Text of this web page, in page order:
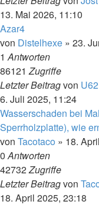
13. Mai 2026, 11:10
Azar4
von Distelhexe » 23.
1Antworten
86121Zugriffe
Letzter Beitragvon U62
6. Juli 2025, 11:24
Wasserschaden bei
Sperrholzplatte), wie
von Tacotaco » 18.
0Antworten
42732Zugriffe
Letzter Beitragvon
18. April 2025, 23:18